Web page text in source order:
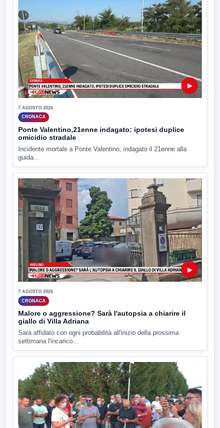
▶
7 AGOSTO 2026
CRONACA
Ponte Valentino,21enne indagato: ipotesi duplice
omicidio stradale
Incidente mortale a Ponte Valentino, indagato il 21enne alla
guida...
▶
7 AGOSTO 2026
CRONACA
Malore o aggressione? Sarà l'autopsia a chiarire il
giallo di Villa Adriana
Sarà affidato con ogni probabilità all'inizio della prossima
settimana l'incarico...